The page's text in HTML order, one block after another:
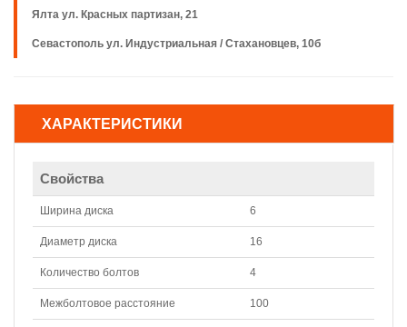
Ялта ул. Красных партизан, 21
Севастополь ул. Индустриальная / Стахановцев, 10б
ХАРАКТЕРИСТИКИ
Свойства
Ширина диска 6
Диаметр диска 16
Количество болтов 4
Межболтовое расстояние 100